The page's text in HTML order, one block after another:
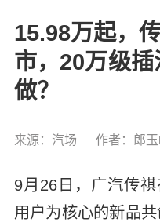
15.98万起，
市，20万级
做？
来源：汽场 作者：郎
9月26日，广汽传
用户为核心的新品